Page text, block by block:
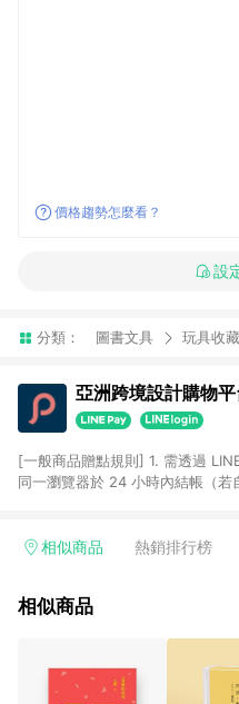
價格趨勢怎麼看？
設
分類： 圖書文具 玩具收藏
亞洲跨境設計購物
[一般商品贈點規則] 1. 需透過
同一瀏覽器於 24 小時內結帳（
回饋訂單不得享有 Pinkoi 站方優
行為，不具贈點資格，部分退款不
運費，攤位費等不具贈點資格。
顏色、價位、贈品如與 Pinkoi 商
相似商品 熱銷排行榜
相似商品